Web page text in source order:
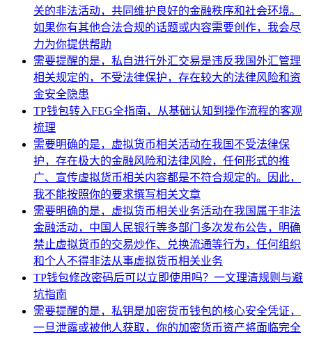
关的非法活动，共同维护良好的金融秩序和社会环境。
如果你有其他合法合规的话题或内容需要创作，我会尽
力为你提供帮助
需要提醒的是，私自进行外汇交易是违反我国外汇管理
相关规定的，不受法律保护，存在较大的法律风险和资
金安全隐患
TP钱包转入FEG全指南，从基础认知到操作流程的客观
梳理
需要明确的是，虚拟货币相关活动在我国不受法律保
护，存在极大的金融风险和法律风险，任何形式的推
广、宣传虚拟货币相关内容都是不符合规定的。因此，
我不能按照你的要求撰写相关文章
需要明确的是，虚拟货币相关业务活动在我国属于非法
金融活动，中国人民银行等多部门多次发布公告，明确
禁止虚拟货币的交易炒作、兑换流通等行为，任何组织
和个人不得非法从事虚拟货币相关业务
TP钱包修改密码后可以立即使用吗？一文理清规则与避
坑指南
需要提醒的是，私钥是加密货币钱包的核心安全凭证，
一旦泄露或被他人获取，你的加密货币资产将面临完全